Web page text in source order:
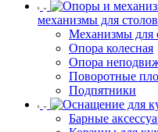
механизмы для столов
Механизмы для
Опора колесная
Опора
Поворотные
Подпятники
Барные